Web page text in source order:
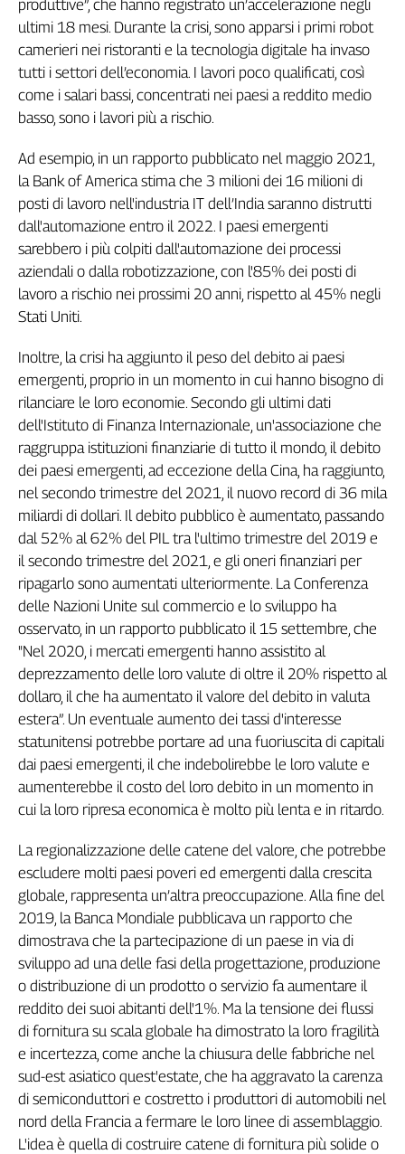
produttive”, che hanno registrato un’accelerazione negli
ultimi 18 mesi. Durante la crisi, sono apparsi i primi robot
camerieri nei ristoranti e la tecnologia digitale ha invaso
tutti i settori dell’economia. I lavori poco qualificati, così
come i salari bassi, concentrati nei paesi a reddito medio
basso, sono i lavori più a rischio.
Ad esempio, in un rapporto pubblicato nel maggio 2021,
la Bank of America stima che 3 milioni dei 16 milioni di
posti di lavoro nell'industria IT dell’India saranno distrutti
dall'automazione entro il 2022. I paesi emergenti
sarebbero i più colpiti dall'automazione dei processi
aziendali o dalla robotizzazione, con l'85% dei posti di
lavoro a rischio nei prossimi 20 anni, rispetto al 45% negli
Stati Uniti.
Inoltre, la crisi ha aggiunto il peso del debito ai paesi
emergenti, proprio in un momento in cui hanno bisogno di
rilanciare le loro economie. Secondo gli ultimi dati
dell'Istituto di Finanza Internazionale, un'associazione che
raggruppa istituzioni finanziarie di tutto il mondo, il debito
dei paesi emergenti, ad eccezione della Cina, ha raggiunto,
nel secondo trimestre del 2021, il nuovo record di 36 mila
miliardi di dollari. Il debito pubblico è aumentato, passando
dal 52% al 62% del PIL tra l'ultimo trimestre del 2019 e
il secondo trimestre del 2021, e gli oneri finanziari per
ripagarlo sono aumentati ulteriormente. La Conferenza
delle Nazioni Unite sul commercio e lo sviluppo ha
osservato, in un rapporto pubblicato il 15 settembre, che
"Nel 2020, i mercati emergenti hanno assistito al
deprezzamento delle loro valute di oltre il 20% rispetto al
dollaro, il che ha aumentato il valore del debito in valuta
estera”. Un eventuale aumento dei tassi d'interesse
statunitensi potrebbe portare ad una fuoriuscita di capitali
dai paesi emergenti, il che indebolirebbe le loro valute e
aumenterebbe il costo del loro debito in un momento in
cui la loro ripresa economica è molto più lenta e in ritardo.
La regionalizzazione delle catene del valore, che potrebbe
escludere molti paesi poveri ed emergenti dalla crescita
globale, rappresenta un’altra preoccupazione. Alla fine del
2019, la Banca Mondiale pubblicava un rapporto che
dimostrava che la partecipazione di un paese in via di
sviluppo ad una delle fasi della progettazione, produzione
o distribuzione di un prodotto o servizio fa aumentare il
reddito dei suoi abitanti dell'1%. Ma la tensione dei flussi
di fornitura su scala globale ha dimostrato la loro fragilità
e incertezza, come anche la chiusura delle fabbriche nel
sud-est asiatico quest'estate, che ha aggravato la carenza
di semiconduttori e costretto i produttori di automobili nel
nord della Francia a fermare le loro linee di assemblaggio.
L'idea è quella di costruire catene di fornitura più solide o